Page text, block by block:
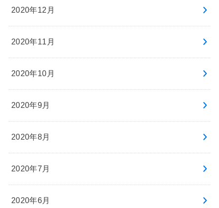
2020年12月
2020年11月
2020年10月
2020年9月
2020年8月
2020年7月
2020年6月